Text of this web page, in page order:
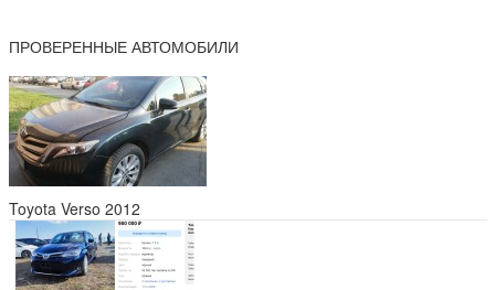
ПРОВЕРЕННЫЕ АВТОМОБИЛИ
Toyota Verso 2012